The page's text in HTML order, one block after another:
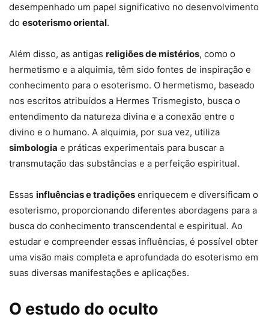
desempenhado um papel significativo no desenvolvimento
do esoterismo oriental.
Além disso, as antigas religiões de mistérios, como o
hermetismo e a alquimia, têm sido fontes de inspiração e
conhecimento para o esoterismo. O hermetismo, baseado
nos escritos atribuídos a Hermes Trismegisto, busca o
entendimento da natureza divina e a conexão entre o
divino e o humano. A alquimia, por sua vez, utiliza
simbologia e práticas experimentais para buscar a
transmutação das substâncias e a perfeição espiritual.
Essas influências e tradições enriquecem e diversificam o
esoterismo, proporcionando diferentes abordagens para a
busca do conhecimento transcendental e espiritual. Ao
estudar e compreender essas influências, é possível obter
uma visão mais completa e aprofundada do esoterismo em
suas diversas manifestações e aplicações.
O estudo do oculto